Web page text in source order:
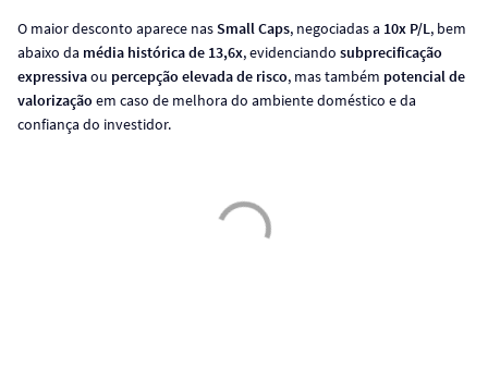
O maior desconto aparece nasSmall Caps, negociadas a 10x P/L, bem
abaixo da média histórica de 13,6x, evidenciando subprecificação
expressivaou percepção elevada de risco, mas também potencial de
valorização em caso de melhora do ambiente doméstico e da
confiança do investidor.